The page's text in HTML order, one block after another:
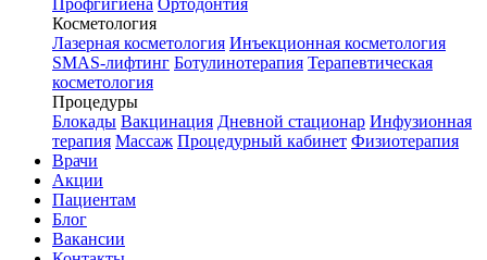
Профгигиена Ортодонтия
Косметология
Лазерная косметология Инъекционная косметология
SMAS-лифтинг Ботулинотерапия Терапевтическая
косметология
Процедуры
Блокады Вакцинация Дневной стационар Инфузионная
терапия Массаж Процедурный кабинет Физиотерапия
Врачи
Акции
Пациентам
Блог
Вакансии